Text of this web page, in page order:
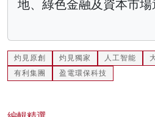
地、綠色金融及資本市場
灼見原創 灼見獨家 人工智能
有利集團
盈電環保科技